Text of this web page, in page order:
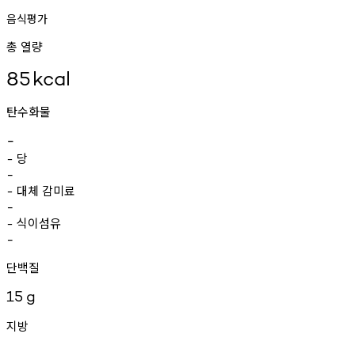
음식평가
총 열량
85kcal
탄수화물
-
- 당
-
- 대체 감미료
-
- 식이섬유
-
단백질
15 g
지방